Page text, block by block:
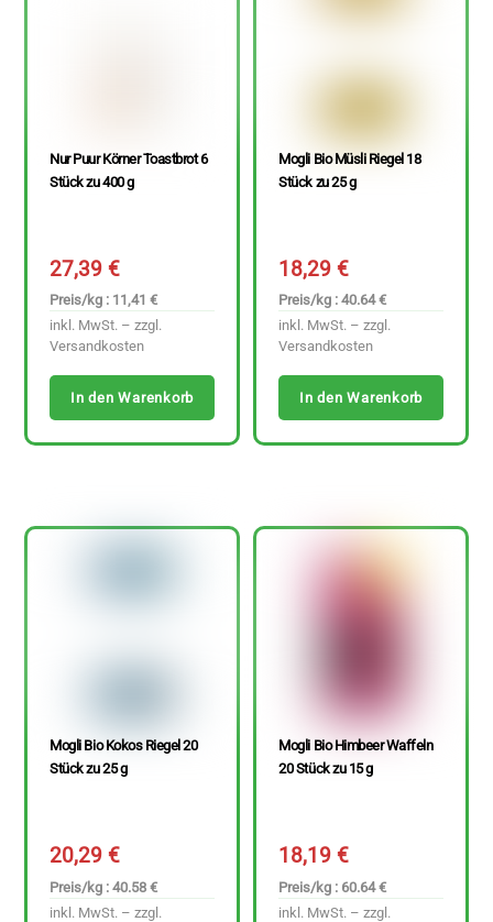
Nur Puur Körner Toastbrot 6
Stück zu 400 g
27,39€
Preis/kg : 11,41 €
inkl. MwSt. – zzgl.
Versandkosten
In den Warenkorb
Mogli Bio Müsli Riegel 18
Stück zu 25 g
18,29€
Preis/kg : 40.64 €
inkl. MwSt. – zzgl.
Versandkosten
In den Warenkorb
Mogli Bio Kokos Riegel 20
Stück zu 25 g
20,29€
Preis/kg : 40.58 €
inkl. MwSt. – zzgl.
Mogli Bio Himbeer Waffeln
20 Stück zu 15 g
18,19€
Preis/kg : 60.64 €
inkl. MwSt. – zzgl.